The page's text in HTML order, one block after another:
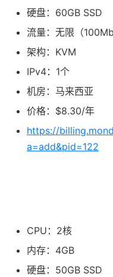
硬盘：60GB SSD
流量：无限（
架构：KVM
IPv4：1个
机房：马来西亚
价格：$8.30/年
https://
a=add&pid=122
CPU：2核
内存：4GB
硬盘：50GB SSD